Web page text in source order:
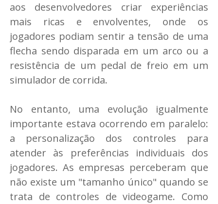
aos desenvolvedores criar experiências
mais ricas e envolventes, onde os
jogadores podiam sentir a tensão de uma
flecha sendo disparada em um arco ou a
resistência de um pedal de freio em um
simulador de corrida.
No entanto, uma evolução igualmente
importante estava ocorrendo em paralelo:
a personalização dos controles para
atender às preferências individuais dos
jogadores. As empresas perceberam que
não existe um "tamanho único" quando se
trata de controles de videogame. Como